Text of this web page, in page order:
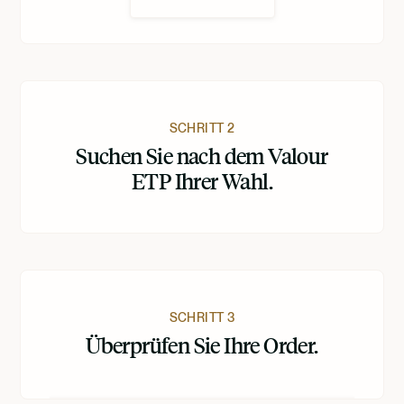
SCHRITT 2
Suchen Sie nach dem Valour
ETP Ihrer Wahl.
SCHRITT 3
Überprüfen Sie Ihre Order.